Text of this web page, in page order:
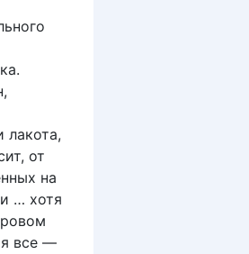
лакота,
от
на
… хотя
все —